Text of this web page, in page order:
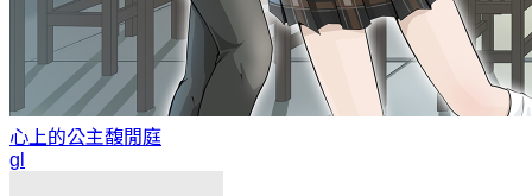
心上的公主馥閒庭
gl